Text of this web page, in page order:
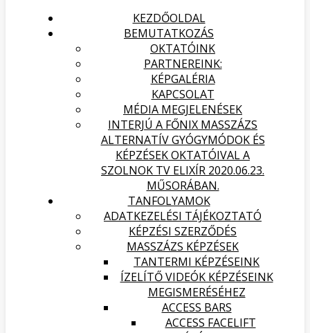
KEZDŐOLDAL
BEMUTATKOZÁS
OKTATÓINK
PARTNEREINK:
KÉPGALÉRIA
KAPCSOLAT
MÉDIA MEGJELENÉSEK
INTERJÚ A FŐNIX MASSZÁZS
ALTERNATÍV GYÓGYMÓDOK ÉS
KÉPZÉSEK OKTATÓIVAL A
SZOLNOK TV ELIXÍR 2020.06.23.
MŰSORÁBAN.
TANFOLYAMOK
ADATKEZELÉSI TÁJÉKOZTATÓ
KÉPZÉSI SZERZŐDÉS
MASSZÁZS KÉPZÉSEK
TANTERMI KÉPZÉSEINK
ÍZELÍTŐ VIDEÓK KÉPZÉSEINK
MEGISMERÉSÉHEZ
ACCESS BARS
ACCESS FACELIFT